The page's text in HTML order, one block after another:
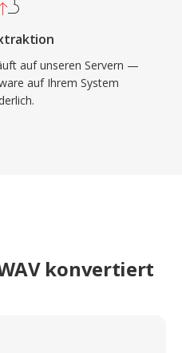
auf unseren Servern —
auf Ihrem System
konvertiert